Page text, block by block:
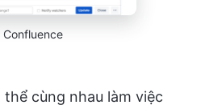
Confluence
cùng nhau làm việc